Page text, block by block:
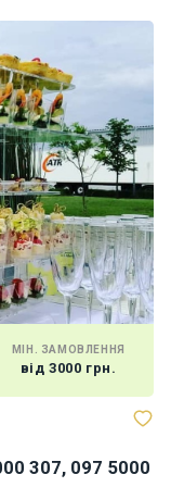
МІН. ЗАМОВЛЕННЯ
від 3000 грн.
307, 097 5000